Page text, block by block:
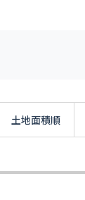
土地面積順